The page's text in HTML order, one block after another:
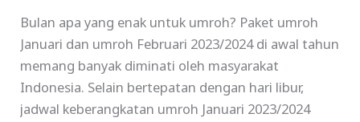
Bulan apa yang enak untuk umroh? Paket umroh
Januari dan umroh Februari 2023/2024 di awal tahun
memang banyak diminati oleh masyarakat
Indonesia. Selain bertepatan dengan hari libur,
jadwal keberangkatan umroh Januari 2023/2024